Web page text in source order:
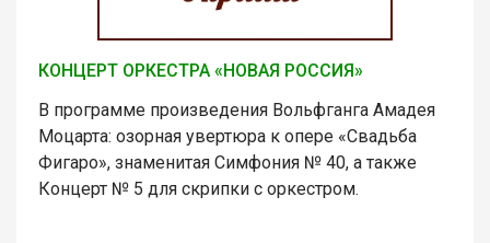
КОНЦЕРТ ОРКЕСТРА «НОВАЯ РОССИЯ»
В программе произведения Вольфганга Амадея
Моцарта: озорная увертюра к опере «Свадьба
Фигаро», знаменитая Симфония № 40, а также
Концерт № 5 для скрипки с оркестром.